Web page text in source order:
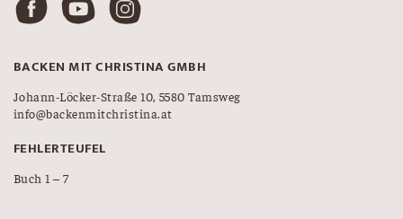
BACKEN MIT CHRISTINA GMBH
Johann-Löcker-Straße 10, 5580 Tamsweg
info@backenmitchristina.at
FEHLERTEUFEL
Buch 1 – 7